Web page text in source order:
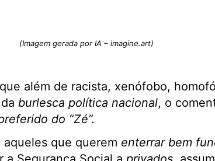
(Imagem gerada por IA – imagine.art)
além de racista, xenófobo,
burlesca política nacional, o
do “Zé”.
que querem enterrar bem